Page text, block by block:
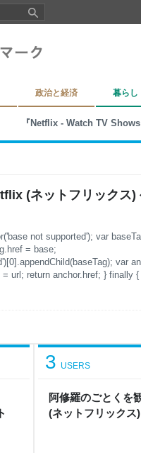
政治と経済 暮らし
『Netflix - Watch TV
( ネ ッ ト フ リ ッ ク ス )
not supported'); var
= base;
var
url; return anchor.href; } finally
} }()); } // An inner object
阿修羅のごとく を
( ネ ッ ト フ リ ッ ク ス
3 USERS